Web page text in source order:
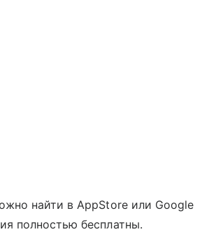
найти в AppStore или Google
полностью бесплатны.